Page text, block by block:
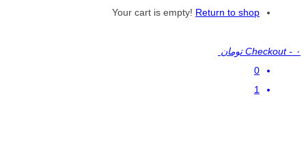
Your cart is empty! Return to shop
Checkout - ۰ تومان
0
1